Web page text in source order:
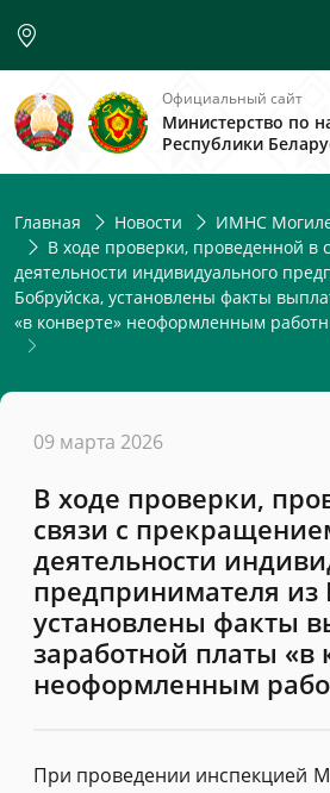
Официальный сайт
Министерство по
Республики
Главная Новости
ИМНС
В ходе проверки, проведенной в
деятельности индивидуального
Бобруйска, установлены факты
«в конверте» неоформленным
09 марта 2026
В ходе проверки,
связи с
деятельности
предпринимателя из
установлены факты
заработной платы «в
неоформленным
При проведении инспекцией